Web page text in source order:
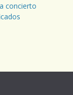
concierto